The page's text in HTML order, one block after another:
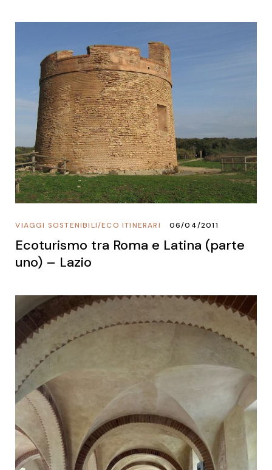
ECO ITINERARI
/
VIAGGI SOSTENIBILI 06/04/2011
Ecoturismo tra Roma e Latina (parte
uno) – Lazio